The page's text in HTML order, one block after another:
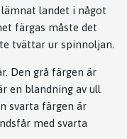
landet i något
färgas måste det
tvättar ur spinnoljan.
Den grå färgen är
en blandning av ull
svarta färgen är
med svarta